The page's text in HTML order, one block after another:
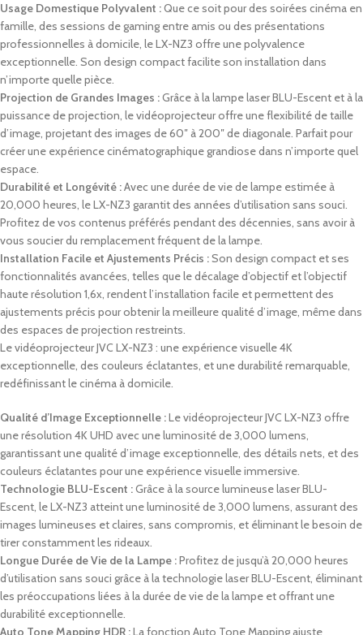
Usage Domestique Polyvalent :Que ce soit pour des soirées cinéma en
famille, des sessions de gaming entre amis ou des présentations
professionnelles à domicile, le LX-NZ3 offre une polyvalence
exceptionnelle. Son design compact facilite son installation dans
n’importe quelle pièce.
Projection de Grandes Images :Grâce à la lampe laser BLU-Escent et à la
puissance de projection, le vidéoprojecteur offre une flexibilité de taille
d’image, projetant des images de 60″ à 200″ de diagonale. Parfait pour
créer une expérience cinématographique grandiose dans n’importe quel
espace.
Durabilité et Longévité :Avec une durée de vie de lampe estimée à
20,000 heures, le LX-NZ3 garantit des années d’utilisation sans souci.
Profitez de vos contenus préférés pendant des décennies, sans avoir à
vous soucier du remplacement fréquent de la lampe.
Installation Facile et Ajustements Précis :Son design compact et ses
fonctionnalités avancées, telles que le décalage d’objectif et l’objectif
haute résolution 1,6x, rendent l’installation facile et permettent des
ajustements précis pour obtenir la meilleure qualité d’image, même dans
des espaces de projection restreints.
Le vidéoprojecteur JVC LX-NZ3 : une expérience visuelle 4K
exceptionnelle, des couleurs éclatantes, et une durabilité remarquable,
redéfinissant le cinéma à domicile.
Qualité d’Image Exceptionnelle :Le vidéoprojecteur JVC LX-NZ3 offre
une résolution 4K UHD avec une luminosité de 3,000 lumens,
garantissant une qualité d’image exceptionnelle, des détails nets, et des
couleurs éclatantes pour une expérience visuelle immersive.
Technologie BLU-Escent :Grâce à la source lumineuse laser BLU-
Escent, le LX-NZ3 atteint une luminosité de 3,000 lumens, assurant des
images lumineuses et claires, sans compromis, et éliminant le besoin de
tirer constamment les rideaux.
Longue Durée de Vie de la Lampe :Profitez de jusqu’à 20,000 heures
d’utilisation sans souci grâce à la technologie laser BLU-Escent, éliminant
les préoccupations liées à la durée de vie de la lampe et offrant une
durabilité exceptionnelle.
Auto Tone Mapping HDR :La fonction Auto Tone Mapping ajuste